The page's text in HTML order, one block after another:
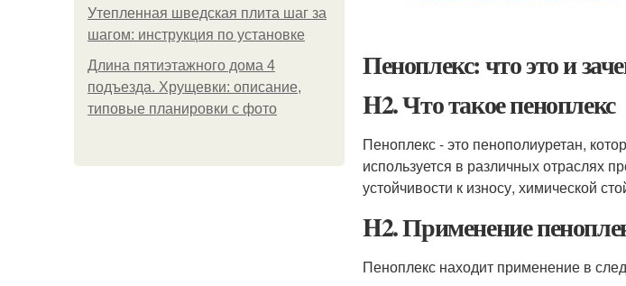
Утепленная шведская плита шаг за
шагом: инструкция по установке
Длина пятиэтажного дома 4
подъезда. Хрущевки: описание,
типовые планировки с фото
Пеноплекс: что это и
H2. Что такое пеноплекс
Пеноплекс - это пенополиуретан,
используется в различных отраслях
устойчивости к износу, химической
H2. Применение
Пеноплекс находит применение в